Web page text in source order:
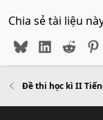
Chia sẻ tài liệu
BlueskyLinkedIn
Reddit
Đề thi học kì II